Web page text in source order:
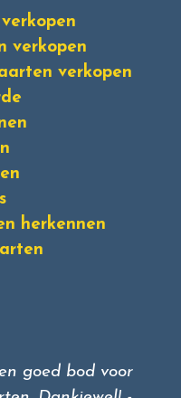
verkopen
verkopen
herkennen
goed bod voor